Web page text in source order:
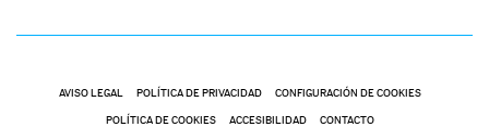
AVISO LEGAL POLÍTICA DE PRIVACIDAD CONFIGURACIÓN DE COOKIES
POLÍTICA DE COOKIES ACCESIBILIDAD CONTACTO